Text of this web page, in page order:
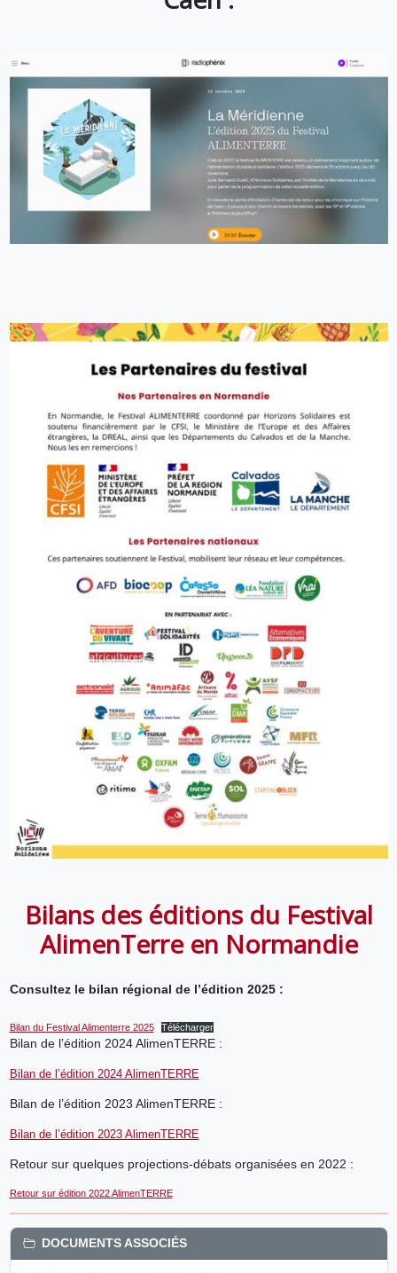
Bilans des éditions du Festival
AlimenTerre en Normandie
Consultez le bilan régional de l’édition 2025 :
Bilan du Festival Alimenterre 2025 Télécharger
Bilan de l’édition 2024 AlimenTERRE :
Bilan de l’édition 2024 AlimenTERRE
Bilan de l’édition 2023 AlimenTERRE :
Bilan de l’édition 2023 AlimenTERRE
Retour sur quelques projections-débats organisées en 2022 :
Retour sur édition 2022 AlimenTERRE
DOCUMENTS ASSOCIÉS